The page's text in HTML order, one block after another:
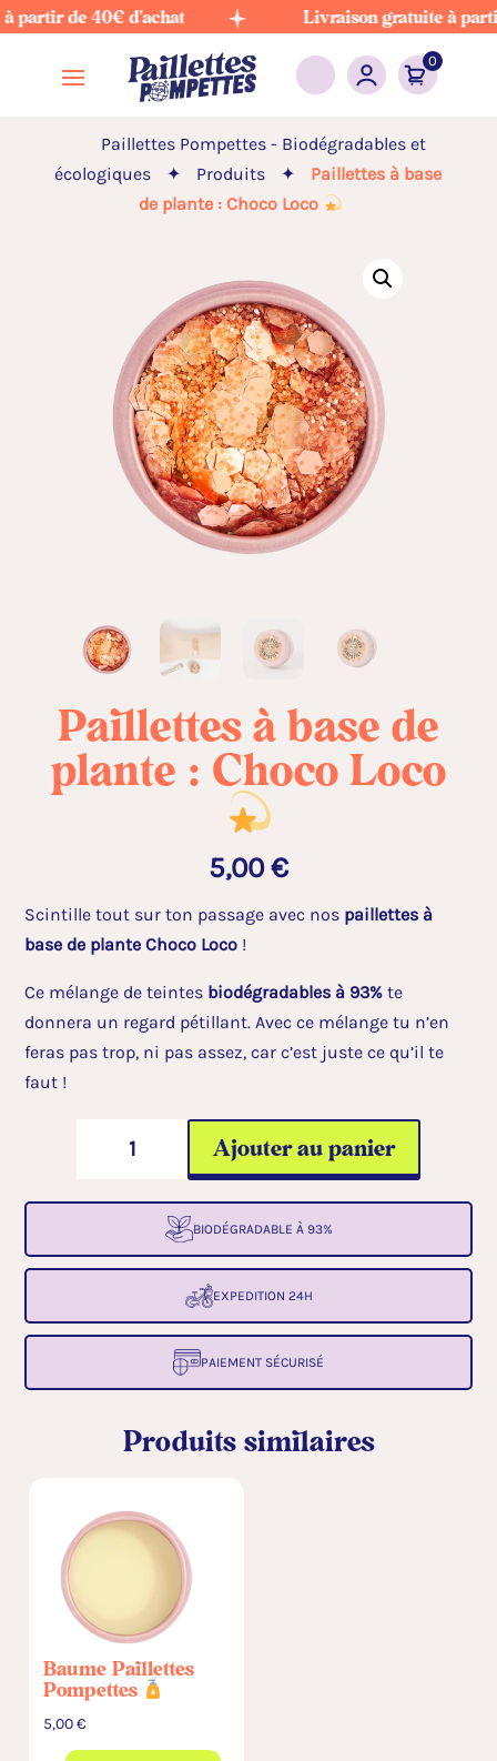
de 40€ d'achat Livraison gratuite à partir
0
Paillettes Pompettes - Biodégradables et
écologiques
✦ Produits ✦
Paillettes à base
de plante : Choco Loco
Paillettes à base de
plante : Choco Loco
5,00€
Scintille tout sur ton passage avec nos paillettes à
base de plante Choco Loco !
Ce mélange de teintes biodégradables à 93% te
donnera un regard pétillant. Avec ce mélange tu n’en
feras pas trop, ni pas assez, car c’est juste ce qu’il te
faut !
base
:
Ajouter au panier
r
t
BIODÉGRADABLE À 93%
EXPEDITION 24H
PAIEMENT SÉCURISÉ
Produits similaires
Baume Paillettes
Pompettes
5,00€